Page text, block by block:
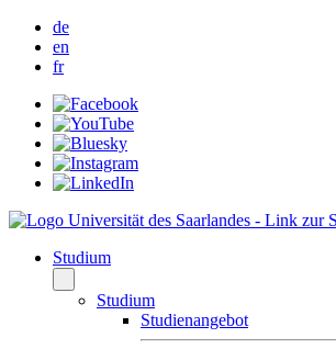
de
en
fr
Studium
Studium
Studienangebot